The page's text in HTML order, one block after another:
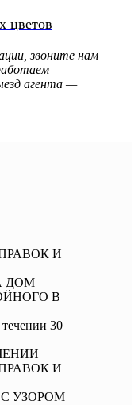
цветов
звоните нам
агента —
И
ДОМ
В
30
И
УЗОРОМ